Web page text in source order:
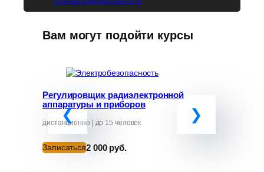
Политика конфиденциальности
Вам могут подойти курсы
Регулировщик радиэлектронной
аппаратуры и приборов
дистанционно | до 15 человек
Записаться2 000 руб.